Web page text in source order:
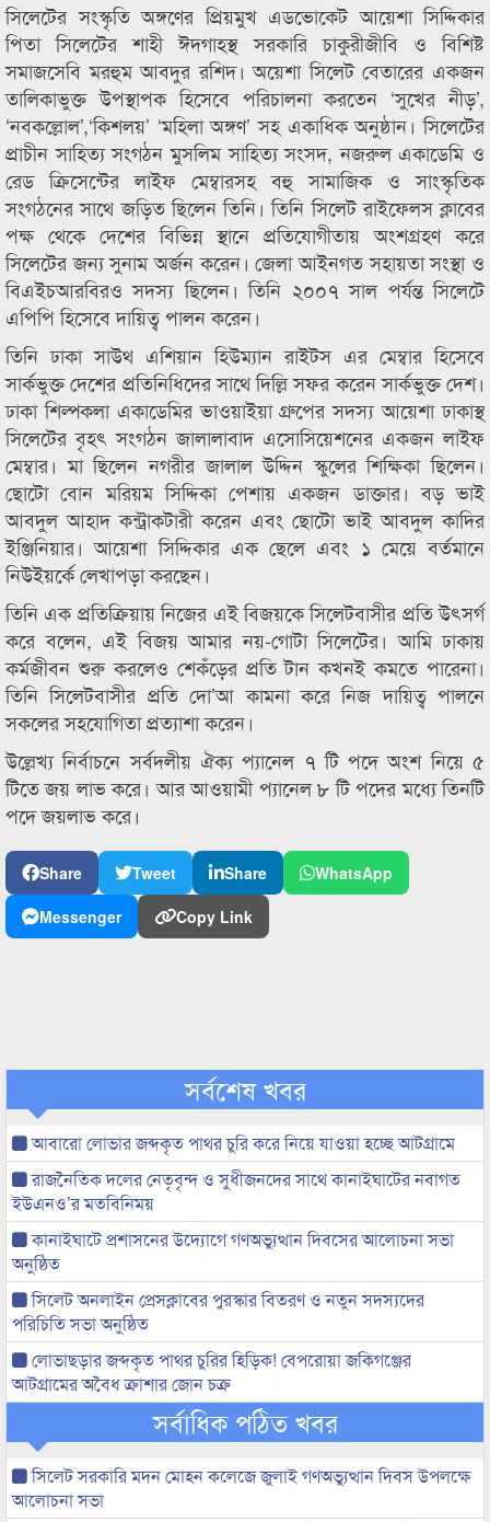
সিলেটের সংস্কৃতি অঙ্গণের প্রিয়মুখ এডভোকেট আয়েশা সিদ্দিকার
পিতা সিলেটের শাহী ঈদগাহস্থ সরকারি চাকুরীজীবি ও বিশিষ্ট
সমাজসেবি মরহুম আবদুর রশিদ। অয়েশা সিলেট বেতারের একজন
তালিকাভুক্ত উপস্থাপক হিসেবে পরিচালনা করতেন ‘সুখের নীড়’,
‘নবকল্লোল’,‘কিশলয়’ ‘মহিলা অঙ্গণ’ সহ একাধিক অনুষ্ঠান। সিলেটের
প্রাচীন সাহিত্য সংগঠন মুসলিম সাহিত্য সংসদ, নজরুল একাডেমি ও
রেড ক্রিসেন্টের লাইফ মেম্বারসহ বহু সামাজিক ও সাংস্কৃতিক
সংগঠনের সাথে জড়িত ছিলেন তিনি। তিনি সিলেট রাইফেলস ক্লাবের
পক্ষ থেকে দেশের বিভিন্ন স্থানে প্রতিযোগীতায় অংশগ্রহণ করে
সিলেটের জন্য সুনাম অর্জন করেন। জেলা আইনগত সহায়তা সংস্থা ও
বিএইচআরবিরও সদস্য ছিলেন। তিনি ২০০৭ সাল পর্যন্ত সিলেটে
এপিপি হিসেবে দায়িত্ব পালন করেন।
তিনি ঢাকা সাউথ এশিয়ান হিউম্যান রাইটস এর মেম্বার হিসেবে
সার্কভুক্ত দেশের প্রতিনিধিদের সাথে দিল্লি সফর করেন সার্কভুক্ত দেশ।
ঢাকা শিল্পকলা একাডেমির ভাওয়াইয়া গ্রুপের সদস্য আয়েশা ঢাকাস্থ
সিলেটের বৃহৎ সংগঠন জালালাবাদ এসোসিয়েশনের একজন লাইফ
মেম্বার। মা ছিলেন নগরীর জালাল উদ্দিন স্কুলের শিক্ষিকা ছিলেন।
ছোটো বোন মরিয়ম সিদ্দিকা পেশায় একজন ডাক্তার। বড় ভাই
আবদুল আহাদ কন্ট্রাকটারী করেন এবং ছোটো ভাই আবদুল কাদির
ইঞ্জিনিয়ার। আয়েশা সিদ্দিকার এক ছেলে এবং ১ মেয়ে বর্তমানে
নিউইয়র্কে লেখাপড়া করছেন।
তিনি এক প্রতিক্রিয়ায় নিজের এই বিজয়কে সিলেটবাসীর প্রতি উৎসর্গ
করে বলেন, এই বিজয় আমার নয়-গোটা সিলেটের। আমি ঢাকায়
কর্মজীবন শুরু করলেও শেকঁড়ের প্রতি টান কখনই কমতে পারেনা।
তিনি সিলেটবাসীর প্রতি দো’আ কামনা করে নিজ দায়িত্ব পালনে
সকলের সহযোগিতা প্রত্যাশা করেন।
উল্লেখ্য নির্বাচনে সর্বদলীয় ঐক্য প্যানেল ৭ টি পদে অংশ নিয়ে ৫
টিতে জয় লাভ করে। আর আওয়ামী প্যানেল ৮ টি পদের মধ্যে তিনটি
পদে জয়লাভ করে।
Share Tweet Share
WhatsApp
Messenger
Copy Link
সর্বশেষ খবর
আবারো লোভার জব্দকৃত পাথর চুরি করে নিয়ে যাওয়া হচ্ছে আটগ্রামে
রাজনৈতিক দলের নেতৃবৃন্দ ও সুধীজনদের সাথে কানাইঘাটের নবাগত
ইউএনও’র মতবিনিময়
কানাইঘাটে প্রশাসনের উদ্যোগে গণঅভ্যুত্থান দিবসের আলোচনা সভা
অনুষ্ঠিত
সিলেট অনলাইন প্রেসক্লাবের পুরস্কার বিতরণ ও নতুন সদস্যদের
পরিচিতি সভা অনুষ্ঠিত
লোভাছড়ার জব্দকৃত পাথর চুরির হিড়িক! বেপরোয়া জকিগঞ্জের
আটগ্রামের অবৈধ ক্রাশার জোন চক্র
সর্বাধিক পঠিত খবর
সিলেট সরকারি মদন মোহন কলেজে জুলাই গণঅভ্যুত্থান দিবস উপলক্ষে
আলোচনা সভা